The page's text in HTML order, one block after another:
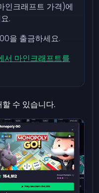
크래프트 가격)에
.
을 출금하세요.
서 마인크래프트를
수 있습니다.